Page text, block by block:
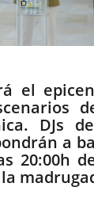
el
DJs
a
20:00h